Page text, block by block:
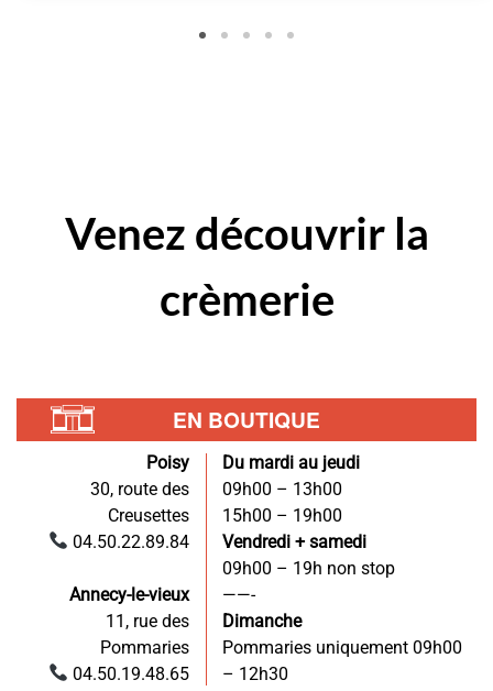
Venez découvrirla
crèmerie
EN BOUTIQUE
Poisy
30, route des
Creusettes
04.50.22.89.84
Annecy-le-vieux
11, rue des
Pommaries
04.50.19.48.65
Du mardi au jeudi
09h00 – 13h00
15h00 – 19h00
Vendredi + samedi
09h00 – 19h non stop
——-
Dimanche
Pommaries uniquement 09h00
– 12h30